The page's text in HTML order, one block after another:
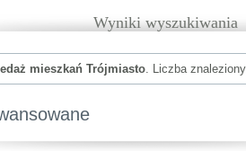
Wyniki wyszukiwania
mieszkań Trójmiasto. Liczba